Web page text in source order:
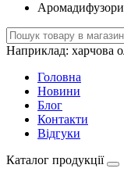
Аромадифузори
Наприклад: харчова
Головна
Новини
Блог
Контакти
Відгуки
Каталог продукції